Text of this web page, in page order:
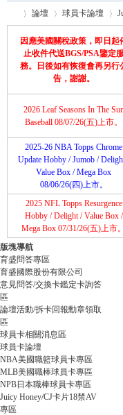
球
»
論壇
›
球員卡論壇
›
因應美國關稅政策，即日起
止收件代送BGS/PSA鑒定
務。日後如有恢復會再另行
告，謝謝。
2026 Leaf Seasons In The
Baseball 08/07/26(五)上市。
2025-26 NBA Topps Chrome
Update Hobby / Jumob /
Value Box / Mega Box
08/06/26(四)上市。
2025 NFL Topps Resurgence
Hobby / Delight / Value Box /
Mega Box 07/31/26(五)上市。
版塊導航
育盛問答專區
育盛國際股份有限公司
意見問答/交換卡鑑定卡詢答
區
論壇活動/拆卡回報勳章領取
區
球員卡相關消息區
球員卡論壇
NBA美國職籃球員卡專區
MLB美國職棒球員卡專區
NPB日本職棒球員卡專區
Juicy Honey/CJ卡片18禁AV
專區